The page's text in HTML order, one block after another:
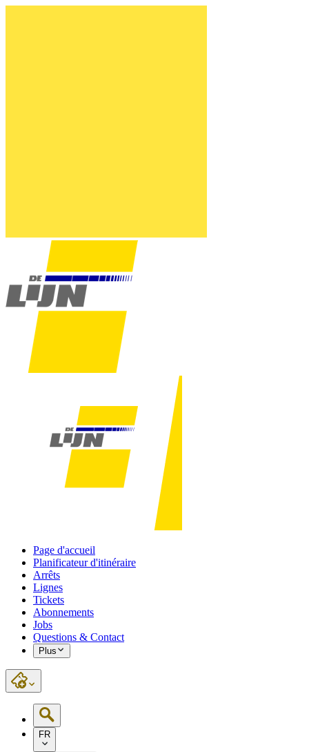
Page d'accueil
Planificateur d'itinéraire
Arrêts
Lignes
Tickets
Abonnements
Jobs
Questions & Contact
Plus
FR